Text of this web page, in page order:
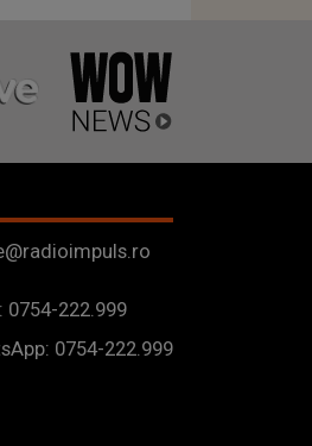
0754-222.999
0754-222.999